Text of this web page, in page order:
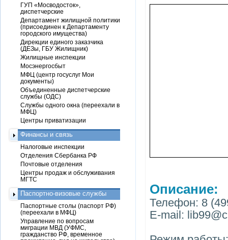
Описание:
Телефон: 8
E-mail:
ГУП «Мосводосток»,
диспетчерские
Департамент жилищной политики
(присоединен к Департаменту
городского имущества)
Дирекции единого заказчика
(ДЕЗы, ГБУ Жилищник)
Жилищные инспекции
Мосэнергосбыт
МФЦ (центр госуслуг Мои
документы)
Объединенные диспетчерские
службы (ОДС)
Службы одного окна (переехали в
МФЦ)
Центры приватизации
Финансы и связь
Налоговые инспекции
Отделения Сбербанка РФ
Почтовые отделения
Центры продаж и обслуживания
МГТС
Паспортно-визовые службы
Паспортные столы (паспорт РФ)
(переехали в МФЦ)
Управление по вопросам
миграции МВД (УФМС,
гражданство РФ, временное